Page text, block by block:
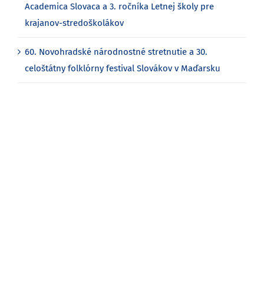
Academica Slovaca a 3. ročníka Letnej školy pre
krajanov-stredoškolákov
60. Novohradské národnostné stretnutie a 30.
celoštátny folklórny festival Slovákov v Maďarsku